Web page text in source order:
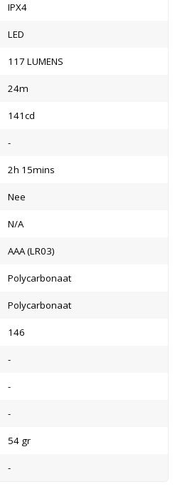
IPX4
LED
117 LUMENS
24m
141cd
-
2h 15mins
Nee
N/A
AAA (LR03)
Polycarbonaat
Polycarbonaat
146
-
-
-
54 gr
-